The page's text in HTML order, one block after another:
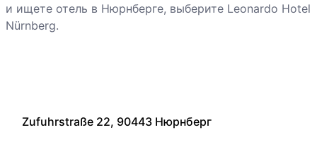
Zufuhrstraße 22, 90443 Нюрнберг
и ищете отель в Нюрнберге, выберите Leonardo Hotel
Nürnberg.